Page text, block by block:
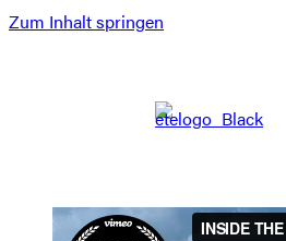
Zum Inhalt springen